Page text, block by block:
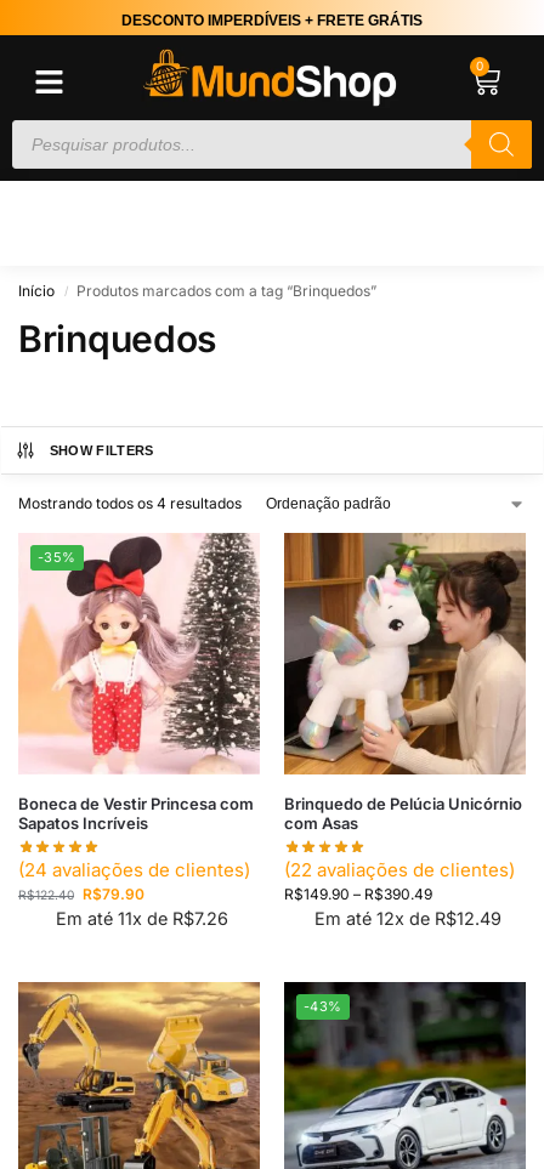
DESCONTO IMPERDÍVEIS + FRETE GRÁTIS
0
Início / Produtos marcados com a tag “Brinquedos”
Brinquedos
SHOW FILTERS
Mostrando todos os 4 resultados
-35%
Boneca de Vestir Princesa com
Sapatos Incríveis
(24 avaliações de clientes)
R$122.40 R$79.90
Em até 11x de R$7.26
Brinquedo de Pelúcia Unicórnio
com Asas
(22 avaliações de clientes)
R$149.90 – R$390.49
Em até 12x de R$12.49
-43%